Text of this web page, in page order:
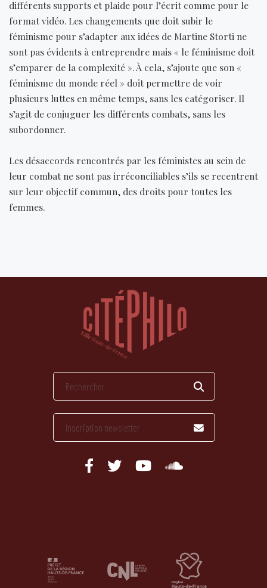
différents supports et plaide pour l’écrit comme pour le
format vidéo. Les changements que doit subir le
féminisme pour s’adapter aux idées de Martine Storti ne
sont pas évidents à entreprendre mais « le féminisme doit
s’emparer de la complexité ». À cela, s’ajoute que son «
féminisme du monde réel » doit permettre de voir
plusieurs luttes en même temps, sans les catégoriser. Il
s’agit de conjuguer les différents combats, sans les
subordonner.
Les désaccords rencontrés par les féministes au sein de
leur combat ne sont pas irréconciliables s’ils se recentrent
sur leur objectif commun, des droits pour toutes les
femmes.